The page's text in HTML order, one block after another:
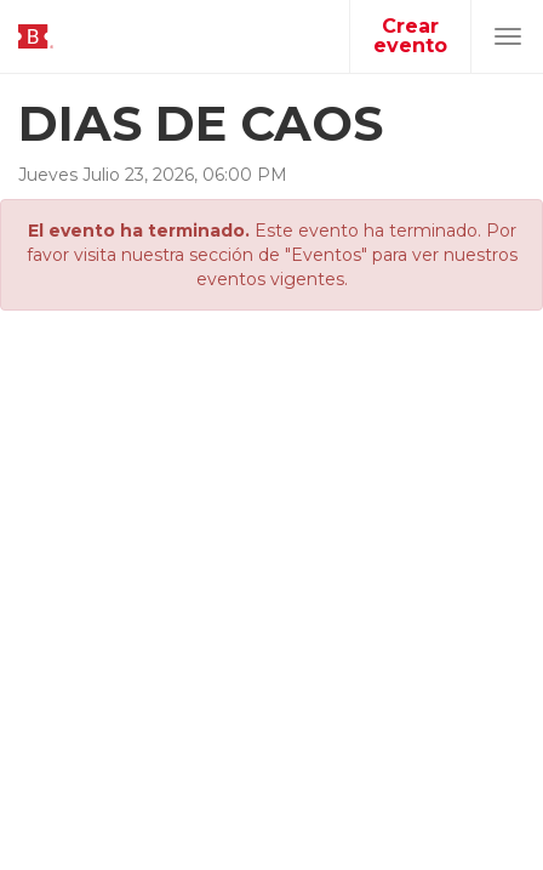
Crear
evento
DIAS DE CAOS
Jueves Julio 23, 2026, 06:00 PM
El evento ha terminado.Este evento ha terminado. Por
favor visita nuestra sección de "Eventos" para ver nuestros
eventos vigentes.